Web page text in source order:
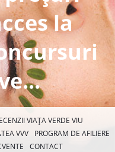
la
VIAȚA VERDE VIU
VVV
PROGRAM DE AFILIERE
CONTACT